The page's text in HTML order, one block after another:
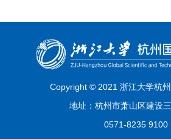
Copyright © 2021 浙江大学杭
地址：杭州市萧山区建设
0571-8235 9100